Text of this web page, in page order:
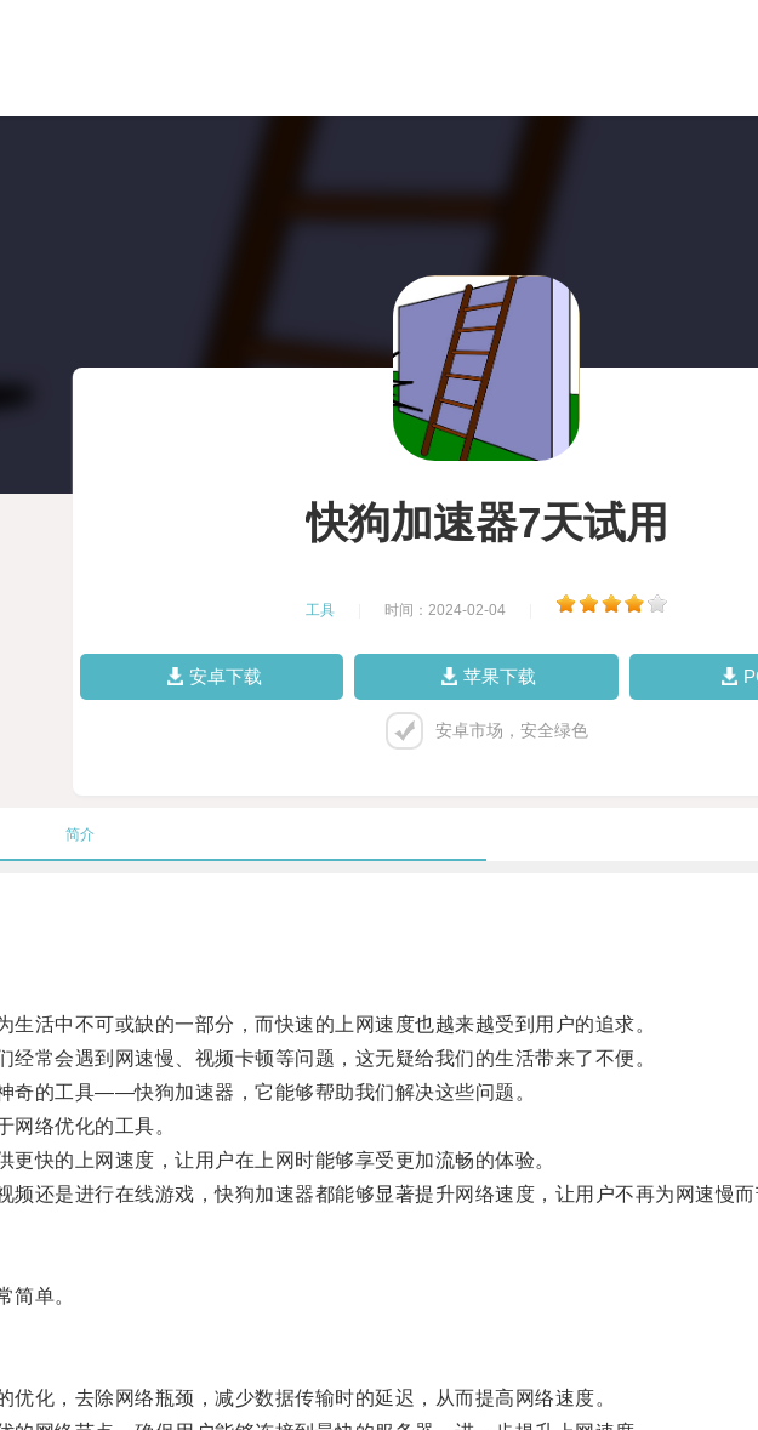
快狗加速器7天试用
工具 时间：2024-02-04
安卓下载 苹果下载
安卓市场，安全绿色
简介
活中不可或缺的一部分，而快速的上网速度也越来越受到用户的追求。
常会遇到网速慢、视频卡顿等问题，这无疑给我们的生活带来了不便。
的工具——快狗加速器，它能够帮助我们解决这些问题。
络优化的工具。
快的上网速度，让用户在上网时能够享受更加流畅的体验。
还是进行在线游戏，快狗加速器都能够显著提升网络速度，让用户不再为网速慢
单。
化，去除网络瓶颈，减少数据传输时的延迟，从而提高网络速度。